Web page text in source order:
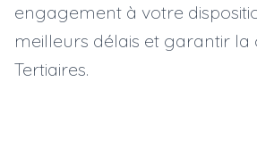
engagement à votre
meilleurs délais et garantir
Tertiaires.